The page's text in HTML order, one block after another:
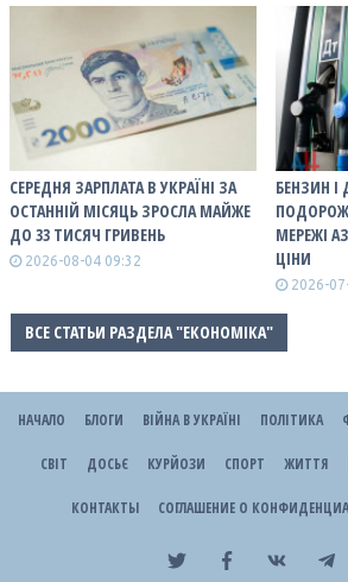
СЕРЕДНЯ ЗАРПЛАТА В УКРАЇНІ ЗА
ОСТАННІЙ МІСЯЦЬ ЗРОСЛА МАЙЖЕ
ДО 33 ТИСЯЧ ГРИВЕНЬ
2026-08-04 09:32
БЕНЗИН І
МЕРЕЖІ
ЦІНИ
2026-
ВСЕ СТАТЬИ РАЗДЕЛА "ЕКОНОМІКА"
НАЧАЛО БЛОГИ ВІЙНА В УКРАЇНІ ПОЛІТИКА
СВІТ ДОСЬЄ КУРЙОЗИ СПОРТ ЖИТТЯ
КОНТАКТЫ СОГЛАШЕНИЕ О